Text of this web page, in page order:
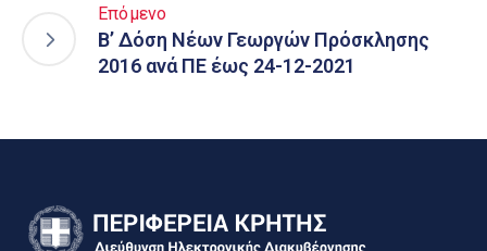
Επόμενο
Β’ Δόση Νέων Γεωργών Πρόσκλησης
2016 ανά ΠΕ έως 24-12-2021